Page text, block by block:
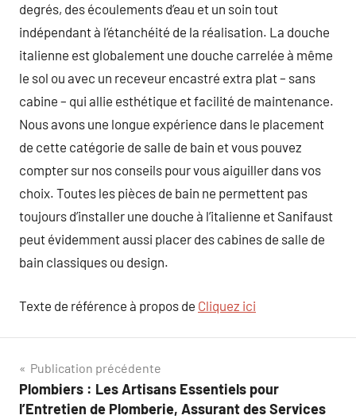
degrés, des écoulements d’eau et un soin tout
indépendant à l’étanchéité de la réalisation. La douche
italienne est globalement une douche carrelée à même
le sol ou avec un receveur encastré extra plat – sans
cabine – qui allie esthétique et facilité de maintenance.
Nous avons une longue expérience dans le placement
de cette catégorie de salle de bain et vous pouvez
compter sur nos conseils pour vous aiguiller dans vos
choix. Toutes les pièces de bain ne permettent pas
toujours d’installer une douche à l’italienne et Sanifaust
peut évidemment aussi placer des cabines de salle de
bain classiques ou design.
Texte de référence à propos de Cliquez ici
Navigation
de
Publication précédente
Plombiers : Les Artisans Essentiels pour
l’Entretien de Plomberie, Assurant des Services